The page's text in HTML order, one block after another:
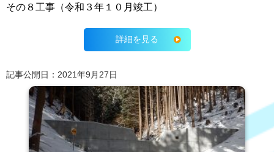
その８工事（令和３年１０月竣工）
詳細を見る
記事公開日：2021年9月27日